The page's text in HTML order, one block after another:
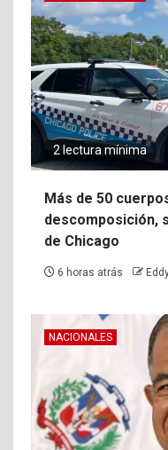
2 lectura mínima
Más de 50
descomposición,
de Chicago
6 horas atrás
NACIONALES